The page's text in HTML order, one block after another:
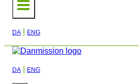
DA ENG
DA ENG